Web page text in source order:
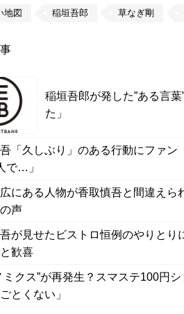
地図 稲垣吾郎 草なぎ剛
稲垣吾郎が発した”ある言
た」
「久しぶり」のある行動にファ
で…」
にある人物が香取慎吾と間違え
声
が見せたビストロ恒例のやりとり
歓喜
ミクス”が再発生？スマステ100円
とくない」